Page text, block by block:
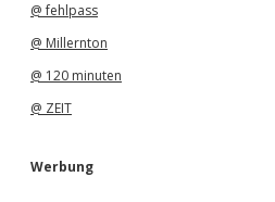
@ fehlpass
@ Millernton
@ 120 minuten
@ ZEIT
Werbung